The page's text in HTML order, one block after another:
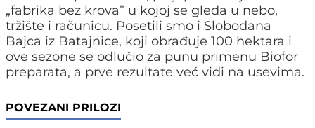
„fabrika bez krova” u kojoj se gleda u nebo,
tržište i računicu. Posetili smo i Slobodana
Bajca iz Batajnice, koji obrađuje 100 hektara i
ove sezone se odlučio za punu primenu Biofor
preparata, a prve rezultate već vidi na usevima.
POVEZANI PRILOZI